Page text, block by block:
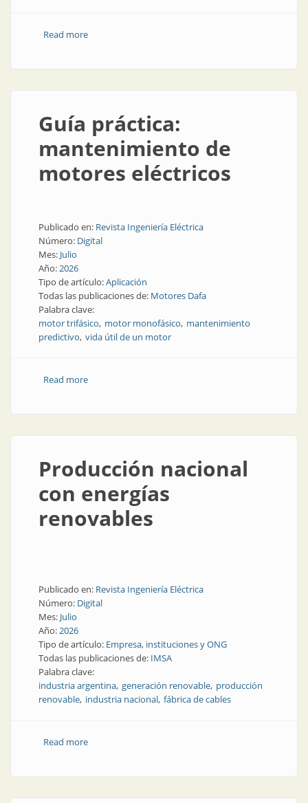
Read moreabout Minería y petróleo en Mendoza
Guía práctica:
mantenimiento de
motores eléctricos
Publicado en: Revista Ingeniería Eléctrica
Número: Digital
Mes: Julio
Año:2026
Tipo de artículo:Aplicación
Todas las publicaciones de: Motores Dafa
Palabra clave:
motor trifásico motor monofásico mantenimiento
predictivo vida útil de un motor
Read moreabout Guía práctica: mantenimiento de motores
Producción nacional
con energías
renovables
Publicado en: Revista Ingeniería Eléctrica
Número: Digital
Mes: Julio
Año:2026
Tipo de artículo: Empresa, instituciones y ONG
Todas las publicaciones de: IMSA
Palabra clave:
industria argentina generación renovable producción
renovable industria nacional fábrica de cables
Read moreabout Producción nacional con energías renovables